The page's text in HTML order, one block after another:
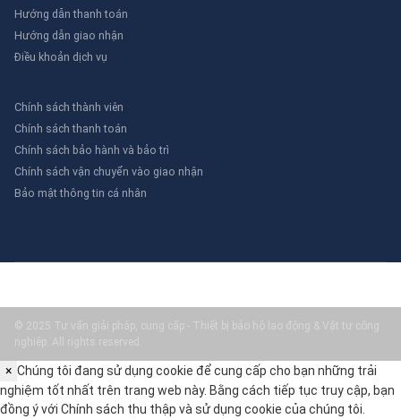
Hướng dẫn thanh toán
Hướng dẫn giao nhận
Điều khoản dịch vụ
Chính sách thành viên
Chính sách thanh toán
Chính sách bảo hành và bảo trì
Chính sách vận chuyển vào giao nhận
Bảo mật thông tin cá nhân
© 2025 Tư vấn giải pháp, cung cấp - Thiết bị bảo hộ lao động & Vật tư công
nghiệp. All rights reserved.
× Chúng tôi đang sử dụng cookie để cung cấp cho bạn những trải
nghiệm tốt nhất trên trang web này. Bằng cách tiếp tục truy cập, bạn
đồng ý với Chính sách thu thập và sử dụng cookie của chúng tôi.